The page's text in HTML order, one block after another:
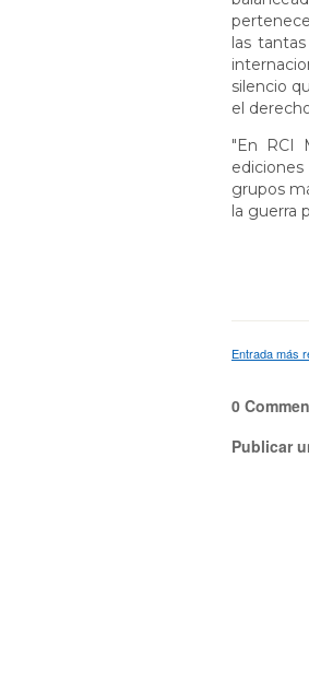
las
silencio
el
"En RCI
grupos
la guerra
Entrada más
0
Publicar